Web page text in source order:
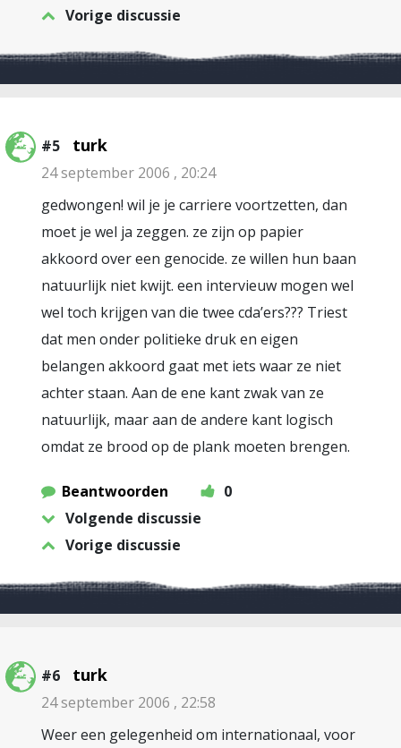
Vorige discussie
#5 turk
24 september 2006 , 20:24
gedwongen! wil je je carriere voortzetten, dan
moet je wel ja zeggen. ze zijn op papier
akkoord over een genocide. ze willen hun baan
natuurlijk niet kwijt. een intervieuw mogen wel
wel toch krijgen van die twee cda’ers??? Triest
dat men onder politieke druk en eigen
belangen akkoord gaat met iets waar ze niet
achter staan. Aan de ene kant zwak van ze
natuurlijk, maar aan de andere kant logisch
omdat ze brood op de plank moeten brengen.
Beantwoorden
0
Volgende discussie
Vorige discussie
#6 turk
24 september 2006 , 22:58
Weer een gelegenheid om internationaal, voor